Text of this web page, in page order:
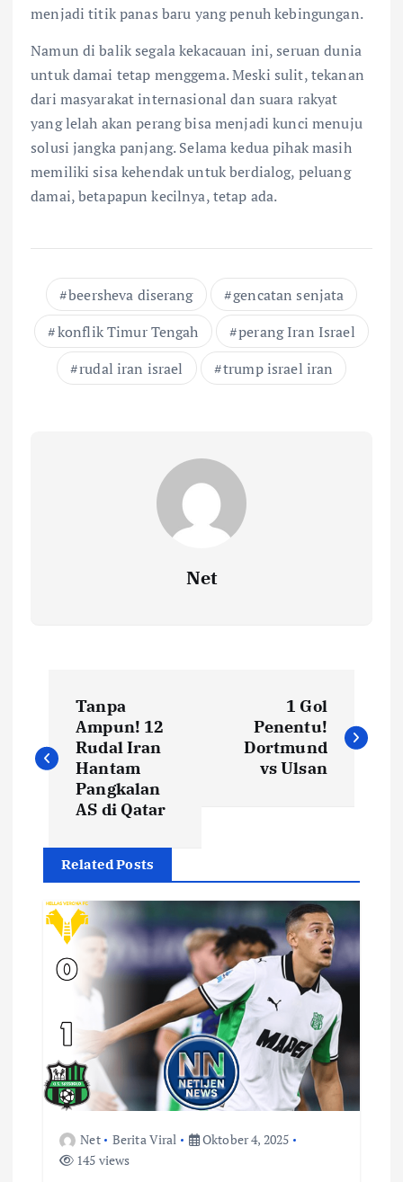
menjadi titik panas baru yang penuh kebingungan.
Namun di balik segala kekacauan ini, seruan dunia
untuk damai tetap menggema. Meski sulit, tekanan
dari masyarakat internasional dan suara rakyat
yang lelah akan perang bisa menjadi kunci menuju
solusi jangka panjang. Selama kedua pihak masih
memiliki sisa kehendak untuk berdialog, peluang
damai, betapapun kecilnya, tetap ada.
beersheva diserang
gencatan senjata
konflik Timur Tengah
perang Iran Israel
rudal iran israel
trump israel iran
Net
a
v
a
o
Tanpa
Ampun! 12
Rudal Iran
Hantam
Pangkalan
AS di Qatar
1 Gol
Penentu!
Dortmund
vs Ulsan
Related Posts
Net Berita Viral
Oktober 4, 2025
145 views